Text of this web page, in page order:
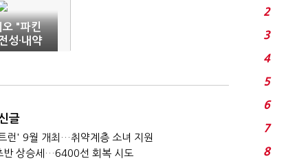
오 "파킨
성·내약
글
런' 9월 개최…취약계층 소녀 지원
반 상승세…6400선 회복 시도
2
3
4
5
6
7
8